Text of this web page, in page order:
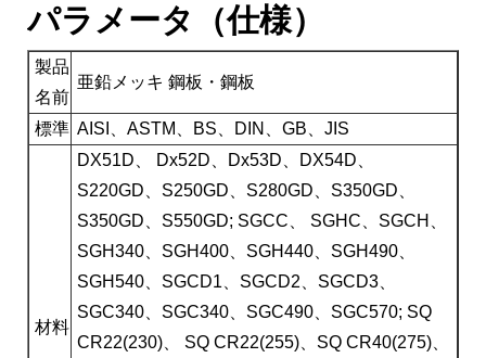
パラメータ（仕様）
製品
名前
亜鉛メッキ 鋼板・鋼板
標準 AISI、ASTM、BS、DIN、GB、JIS
材料
DX51D、 Dx52D、Dx53D、DX54D、
S220GD、S250GD、S280GD、S350GD、
S350GD、S550GD; SGCC、 SGHC、SGCH、
SGH340、SGH400、SGH440、SGH490、
SGH540、SGCD1、SGCD2、SGCD3、
SGC340、SGC340、SGC490、SGC570; SQ
CR22(230)、 SQ CR22(255)、SQ CR40(275)、